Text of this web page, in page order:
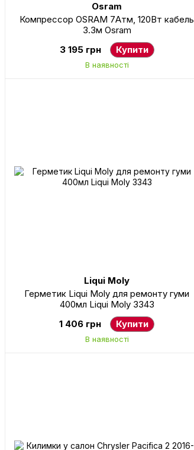
Osram
Компрессор OSRAM 7Атм, 120Вт кабель
3.3м Osram
3 195 грн
Купити
В наявності
Liqui Moly
Герметик Liqui Moly для ремонту гуми
400мл Liqui Moly 3343
1 406 грн
Купити
В наявності